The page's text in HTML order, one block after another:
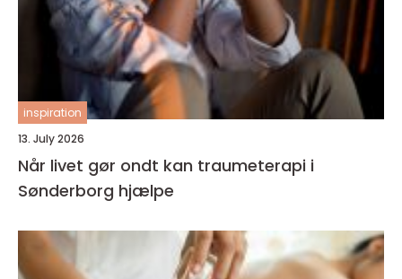
inspiration
13. July 2026
Når livet gør ondt kan traumeterapi i
Sønderborg hjælpe